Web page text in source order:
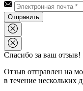
Отправить
Спасибо за ваш отзыв!
Отзыв отправлен на
в течение нескольких